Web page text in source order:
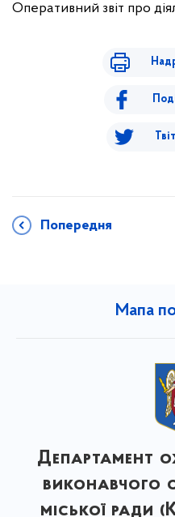
Оперативний звіт про
Попередня
Мапа
Департамент
виконавчого
міської ради